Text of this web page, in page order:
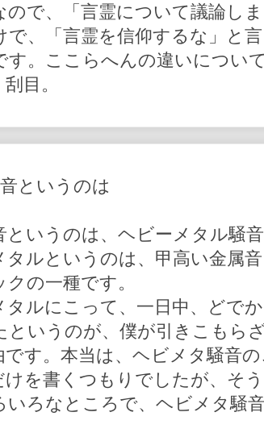
ので、「言霊について議論し
で、「言霊を信仰するな」と
す。ここらへんの違いについ
目。
というのは
というのは、ヘビーメタル騒
タルというのは、甲高い金属
の一種です。
タルにこって、一日中、どで
というのが、僕が引きこもら
です。本当は、ヘビメタ騒音
けを書くつもりでしたが、そ
いろなところで、ヘビメタ騒